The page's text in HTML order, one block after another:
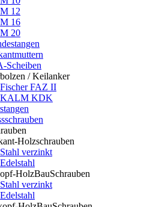
M 12
M 16
M 20
Scheiben
/ Keilanker
Fischer FAZ II
KALM KDK
Holzschrauben
Stahl verzinkt
Edelstahl
HolzBauSchrauben
Stahl verzinkt
Edelstahl